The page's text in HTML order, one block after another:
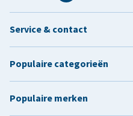
Service & contact
Populaire categorieën
Populaire merken